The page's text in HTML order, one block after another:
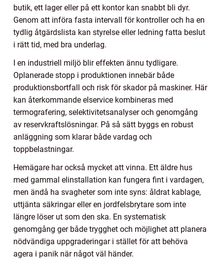
butik, ett lager eller på ett kontor kan snabbt bli dyr.
Genom att införa fasta intervall för kontroller och ha en
tydlig åtgärdslista kan styrelse eller ledning fatta beslut
i rätt tid, med bra underlag.
I en industriell miljö blir effekten ännu tydligare.
Oplanerade stopp i produktionen innebär både
produktionsbortfall och risk för skador på maskiner. Här
kan återkommande elservice kombineras med
termografering, selektivitetsanalyser och genomgång
av reservkraftslösningar. På så sätt byggs en robust
anläggning som klarar både vardag och
toppbelastningar.
Hemägare har också mycket att vinna. Ett äldre hus
med gammal elinstallation kan fungera fint i vardagen,
men ändå ha svagheter som inte syns: åldrat kablage,
uttjänta säkringar eller en jordfelsbrytare som inte
längre löser ut som den ska. En systematisk
genomgång ger både trygghet och möjlighet att planera
nödvändiga uppgraderingar i stället för att behöva
agera i panik när något väl händer.